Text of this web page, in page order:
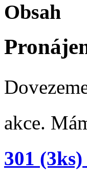
Obsah
akce.
301 (3ks)